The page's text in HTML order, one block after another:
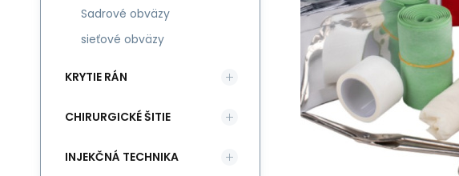
Sadrové obväzy
sieťové obväzy
KRYTIE RÁN
CHIRURGICKÉ ŠITIE
INJEKČNÁ TECHNIKA